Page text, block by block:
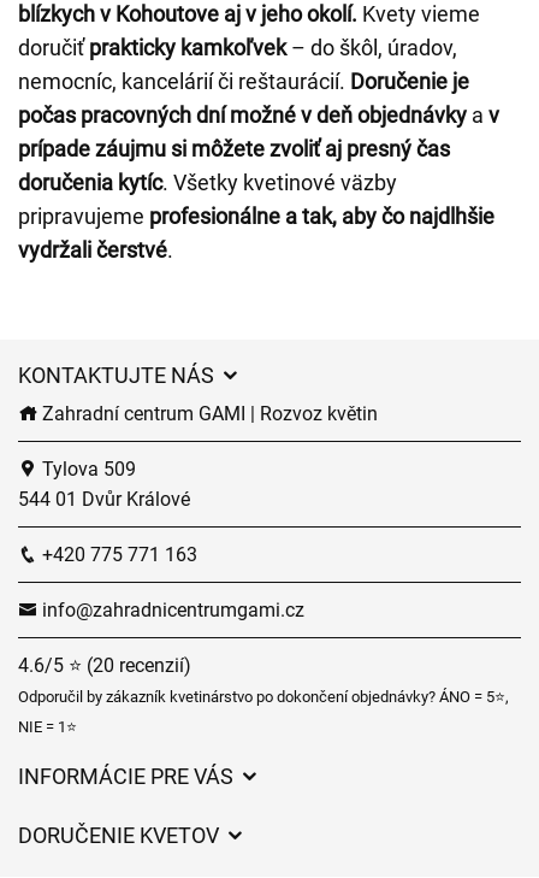
blízkych v Kohoutove aj v jeho okolí. Kvety vieme
doručiťprakticky kamkoľvek– do škôl, úradov,
nemocníc, kancelárií či reštaurácií. Doručenie je
počas pracovných dní možné v deň objednávky a v
prípade záujmu si môžete zvoliť aj presný čas
doručenia kytíc. Všetky kvetinové väzby
pripravujeme profesionálne a tak, aby čo najdlhšie
vydržali čerstvé.
KONTAKTUJTE NÁS
Zahradní centrum GAMI | Rozvoz květin
Tylova 509
544 01 Dvůr Králové
+420 775 771 163
info@zahradnicentrumgami.cz
4.6/5 ⭐ (20 recenzií)
Odporučil by zákazník kvetinárstvo po dokončení objednávky? ÁNO = 5⭐,
NIE = 1⭐
INFORMÁCIE PRE VÁS
DORUČENIE KVETOV